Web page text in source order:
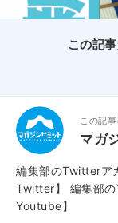
この記
この記
マガ
編集部のTwitterア
Twitter】
編集部
Youtube】